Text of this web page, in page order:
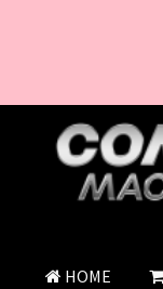
navegación
al
contenido
HOME